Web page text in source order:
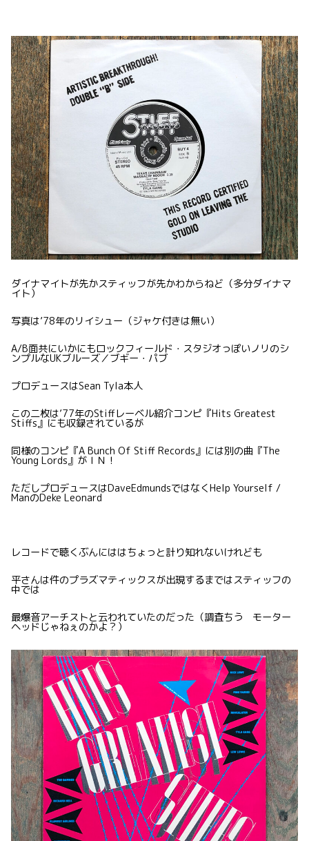
ダイナマイトが先かスティッフが先かわからねど（多分ダイナマ
イト）
写真は’78年のリイシュー（ジャケ付きは無い）
A/B面共にいかにもロックフィールド・スタジオっぽいノリのシ
ンプルなUKブルーズ／ブギー・パブ
プロデュースはSean Tyla本人
この二枚は’77年のStiffレーベル紹介コンピ『Hits Greatest
Stiffs』にも収録されているが
同様のコンピ『A Bunch Of Stiff Records』には別の曲『The
Young Lords』がＩＮ！
ただしプロデュースはDaveEdmundsではなくHelp Yourself /
ManのDeke Leonard
レコードで聴くぶんにははちょっと計り知れないけれども
平さんは件のプラズマティックスが出現するまではスティッフの
中では
最爆音アーチストと云われていたのだった（調査ちう モーター
ヘッドじゃねぇのかよ？）